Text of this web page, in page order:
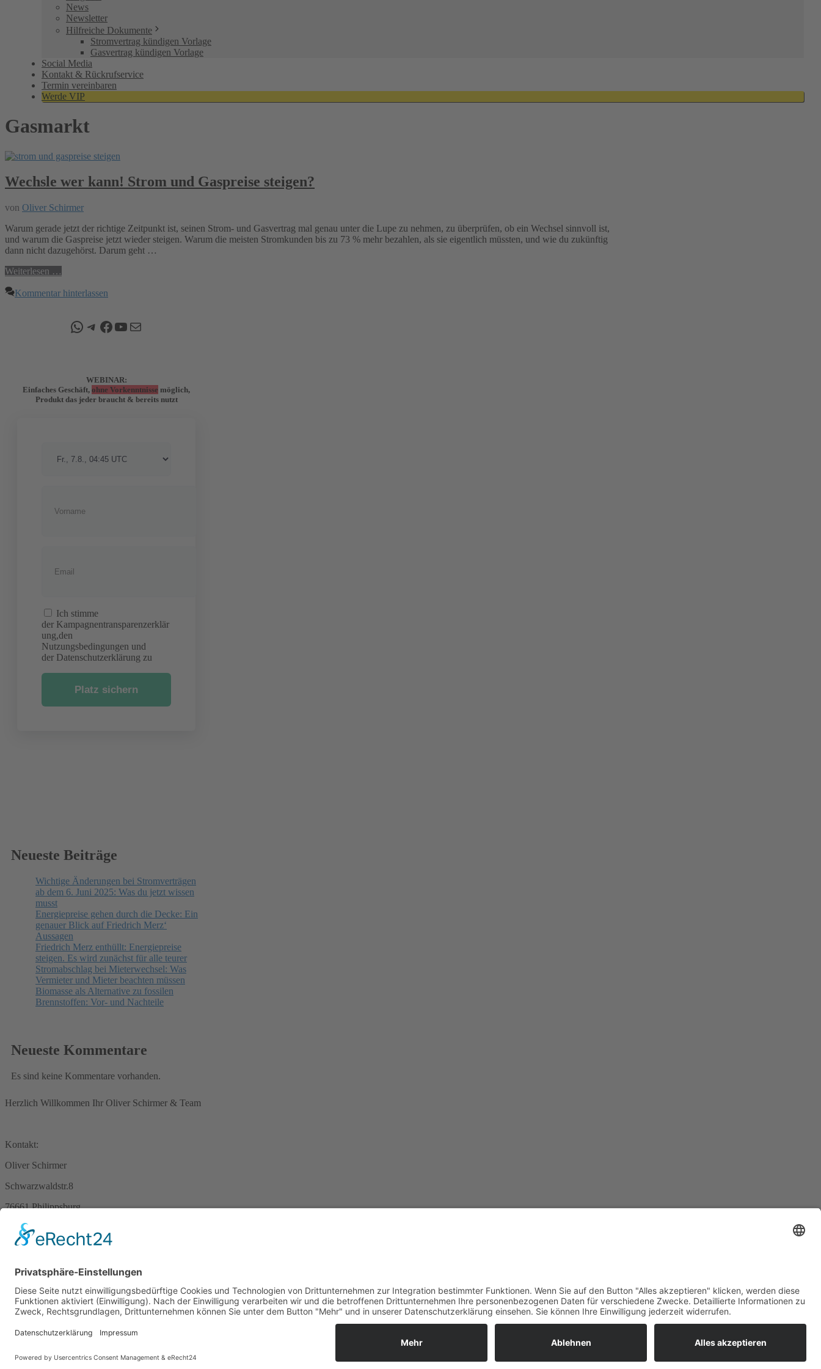
News
Newsletter
Hilfreiche Dokumente
Stromvertrag kündigen Vorlage
Gasvertrag kündigen Vorlage
Social Media
Kontakt & Rückrufservice
Termin vereinbaren
Werde VIP
Gasmarkt
Wechsle wer kann! Strom und Gaspreise steigen?
von Oliver Schirmer
Warum gerade jetzt der richtige Zeitpunkt ist, seinen Strom- und Gasvertrag mal genau unter die Lupe zu nehmen, zu überprüfen, ob ein Wechsel sinnvoll ist,
und warum die Gaspreise jetzt wieder steigen. Warum die meisten Stromkunden bis zu 73 % mehr bezahlen, als sie eigentlich müssten, und wie du zukünftig
dann nicht dazugehörst. Darum geht …
Weiterlesen …
Kommentar hinterlassen
WhatsApp
Telegram
Facebook
YouTube
E-Mail
WEBINAR:
Einfaches Geschäft, ohne Vorkenntnisse möglich,
Produkt das jeder braucht & bereits nutzt
Ich stimme
der Kampagnentransparenzerklär
ung,den
Nutzungsbedingungen und
der Datenschutzerklärung zu
Platz sichern
Neueste Beiträge
Wichtige Änderungen bei Stromverträgen
ab dem 6. Juni 2025: Was du jetzt wissen
musst
Energiepreise gehen durch die Decke: Ein
genauer Blick auf Friedrich Merz‘
Aussagen
Friedrich Merz enthüllt: Energiepreise
steigen. Es wird zunächst für alle teurer
Stromabschlag bei Mieterwechsel: Was
Vermieter und Mieter beachten müssen
Biomasse als Alternative zu fossilen
Brennstoffen: Vor- und Nachteile
Neueste Kommentare
Es sind keine Kommentare vorhanden.
Herzlich Willkommen Ihr Oliver Schirmer & Team
Kontakt:
Oliver Schirmer
Schwarzwaldstr.8
76661 Philippsburg
Kontaktformular
Disclaimer / Haftungsausschluss
AGB
Datenschutz
Impressum
*Affiliate Link **Werbung
© 2026 | Oliver Schirmer